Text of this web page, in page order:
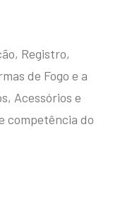
Registro,
de Fogo e a
Acessórios e
competência do